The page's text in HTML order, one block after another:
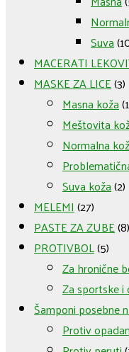
Suva
MACERATI
MASKE ZA LICE(3)
Masna koža
Meštovita
Normalna
Suva koža(2)
MELEMI(27)
PASTE ZA ZUBE(8)
PROTIVBOL(5)
Za hronične
Za sportske
Šamponi posebne
Protiv